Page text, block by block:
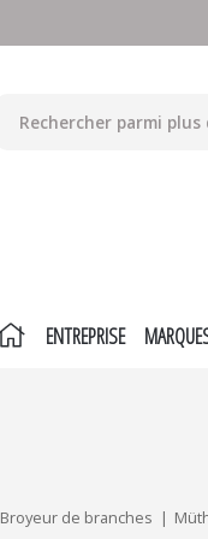
ENTREPRISE
Broyeur de branches